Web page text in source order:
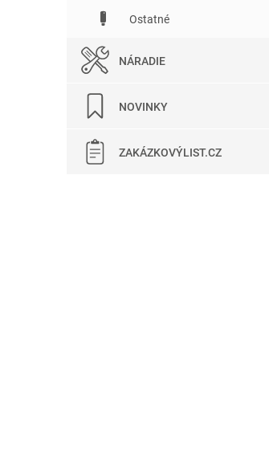
Ostatné
NÁRADIE
NOVINKY
ZAKÁZKOVÝLIST.CZ